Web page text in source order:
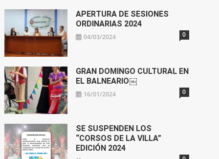
APERTURA DE SESIONES
ORDINARIAS 2024
04/03/2024 0
GRAN DOMINGO CULTURAL EN
EL BALNEARIO￼
16/01/2024 0
SE SUSPENDEN LOS
“CORSOS DE LA VILLA”
EDICIÓN 2024